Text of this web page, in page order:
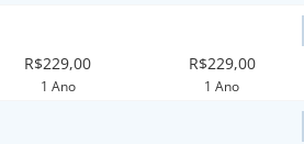
R$229,00
1 Ano
R$229,00
1 Ano